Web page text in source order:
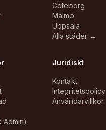
Göteborg
Malmö
Uppsala
Alla städer →
Admin)
Juridiskt
Kontakt
Integritetspolicy
Användarvillkor